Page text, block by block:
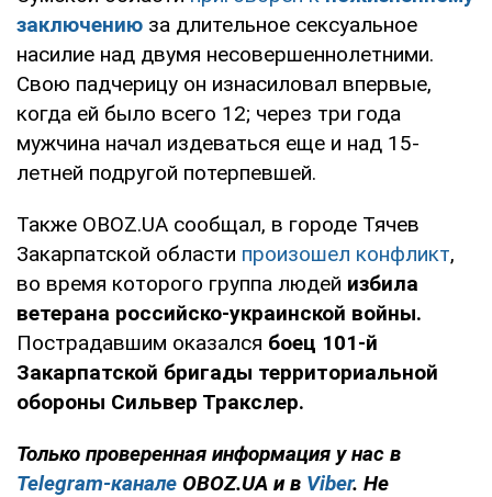
заключению за длительное сексуальное
насилие над двумя несовершеннолетними.
Свою падчерицу он изнасиловал впервые,
когда ей было всего 12; через три года
мужчина начал издеваться еще и над 15-
летней подругой потерпевшей.
Также OBOZ.UA сообщал, в городе Тячев
Закарпатской области произошел конфликт,
во время которого группа людей избила
ветерана российско-украинской войны.
Пострадавшим оказался боец 101-й
Закарпатской бригады территориальной
обороны Сильвер Тракслер.
Только проверенная информация у нас в
Telegram-канале OBOZ.UA и в Viber. Не